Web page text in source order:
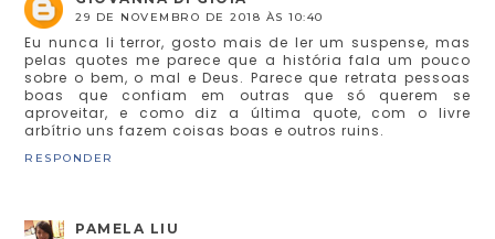
29 DE NOVEMBRO DE 2018 ÀS 10:40
Eu nunca li terror, gosto mais de ler um suspense, mas
pelas quotes me parece que a história fala um pouco
sobre o bem, o mal e Deus. Parece que retrata pessoas
boas que confiam em outras que só querem se
aproveitar, e como diz a última quote, com o livre
arbítrio uns fazem coisas boas e outros ruins.
RESPONDER
PAMELA LIU